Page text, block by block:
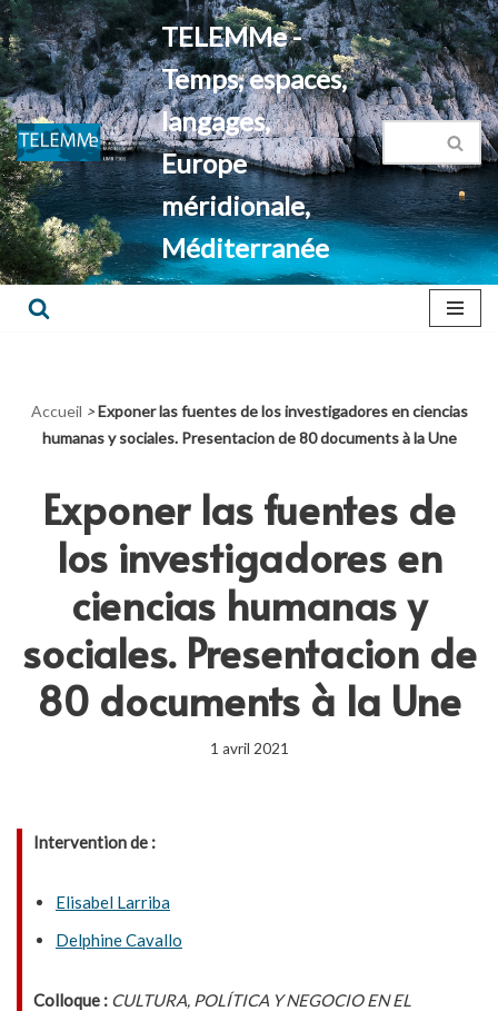
Aller
au
contenu
TELEMMe -
Temps, espaces,
langages,
Europe
méridionale,
Méditerranée
Accueil > Exponer las fuentes de los investigadores en ciencias
humanas y sociales. Presentacion de 80 documents à la Une
Exponer las fuentes de
los investigadores en
ciencias humanas y
sociales. Presentacion de
80 documents à la Une
1 avril 2021
Intervention de :
Elisabel Larriba
Delphine Cavallo
Colloque : CULTURA, POLÍTICA Y NEGOCIO EN EL